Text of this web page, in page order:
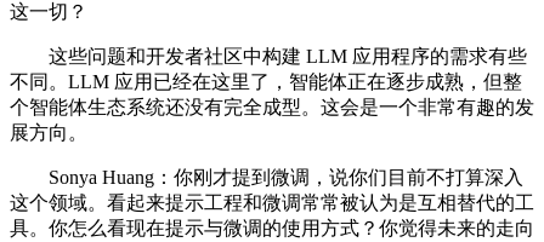
这一切？
这些问题和开发者社区中构建 LLM 应用程序的需求有些
不同。LLM 应用已经在这里了，智能体正在逐步成熟，但整
个智能体生态系统还没有完全成型。这会是一个非常有趣的发
展方向。
Sonya Huang：你刚才提到微调，说你们目前不打算深入
这个领域。看起来提示工程和微调常常被认为是互相替代的工
具。你怎么看现在提示与微调的使用方式？你觉得未来的走向